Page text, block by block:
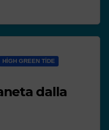
HIGH GREEN TIDE
dalla